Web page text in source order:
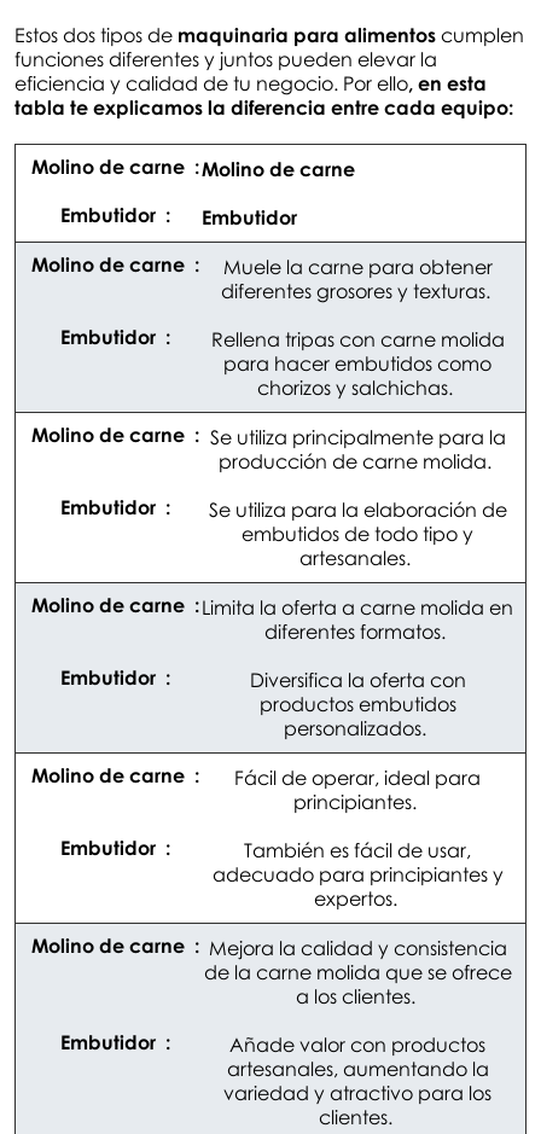
Estos dos tipos de maquinaria para alimentos cumplen
funciones diferentes y juntos pueden elevar la
eficiencia y calidad de tu negocio. Por ello, en esta
tabla te explicamos la diferencia entre cada equipo:
Molino de carne
Embutidor
Muele la carne para obtener
diferentes grosores y texturas.
Rellena tripas con carne molida
para hacer embutidos como
chorizos y salchichas.
Se utiliza principalmente para la
producción de carne molida.
Se utiliza para la elaboración de
embutidos de todo tipo y
artesanales.
Limita la oferta a carne molida en
diferentes formatos.
Diversifica la oferta con
productos embutidos
personalizados.
Fácil de operar, ideal para
principiantes.
También es fácil de usar,
adecuado para principiantes y
expertos.
Mejora la calidad y consistencia
de la carne molida que se ofrece
a los clientes.
Añade valor con productos
artesanales, aumentando la
variedad y atractivo para los
clientes.